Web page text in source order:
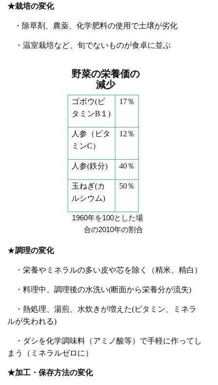
★栽培の変化
・除草剤、農薬、化学肥料の使用で土壌が劣化
・温室栽培など、旬でないものが食卓に並ぶ
野菜の栄養価の
減少
ゴボウ(ビ
タミンB １)
17％
人参（ビタ
ミンC）
12 ％
人参(鉄分) 40％
玉ねぎ(カ
ルシウム)
50％
1960年を100とした場
合の2010年の割合
★調理の変化
・栄養やミネラルの多い皮や芯を除く（精米、精白）
・料理中、調理後の水洗い(断面から栄養分が流失)
・熱処理、湯煎、水炊きが増えた(ビタミン、ミネラ
ルが失われる)
・ダシを化学調味料（アミノ酸等）で手軽に作ってし
まう（ミネラルゼロに）
★加工・保存方法の変化